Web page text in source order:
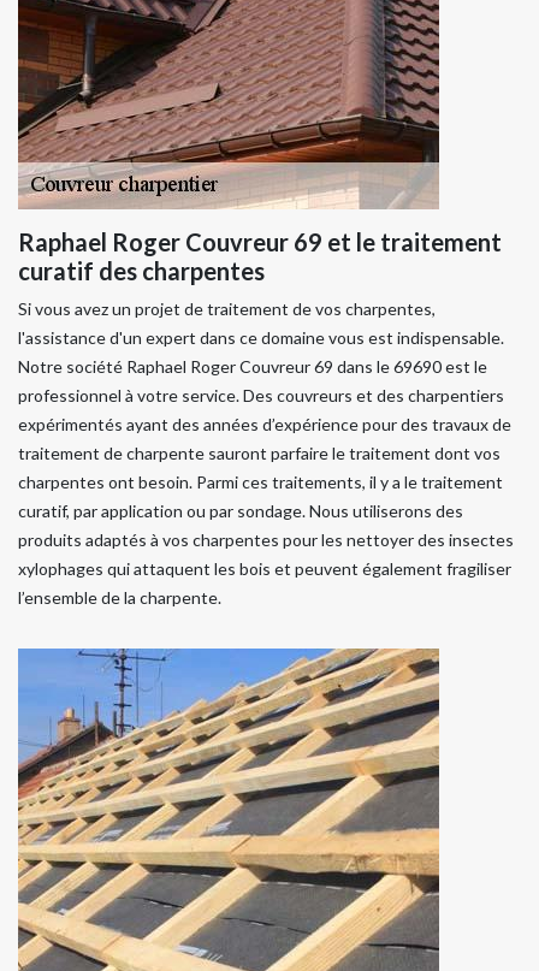
Raphael Roger Couvreur 69 et le traitement
curatif des charpentes
Si vous avez un projet de traitement de vos charpentes,
l'assistance d'un expert dans ce domaine vous est indispensable.
Notre société Raphael Roger Couvreur 69 dans le 69690 est le
professionnel à votre service. Des couvreurs et des charpentiers
expérimentés ayant des années d’expérience pour des travaux de
traitement de charpente sauront parfaire le traitement dont vos
charpentes ont besoin. Parmi ces traitements, il y a le traitement
curatif, par application ou par sondage. Nous utiliserons des
produits adaptés à vos charpentes pour les nettoyer des insectes
xylophages qui attaquent les bois et peuvent également fragiliser
l’ensemble de la charpente.